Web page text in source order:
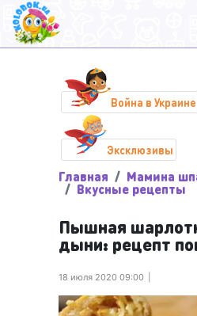
Война в Украине
Эксклюзивы
Главная Мамина
Вкусные рецепты
Пышная
дыни: рецепт
18 июля 2020 09:00